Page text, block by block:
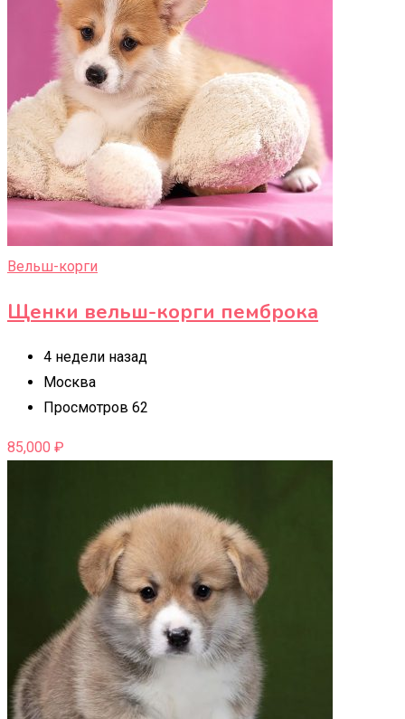
Вельш-корги
Щенки вельш-корги пемброка
4 недели назад
Москва
Просмотров 62
85,000 ₽